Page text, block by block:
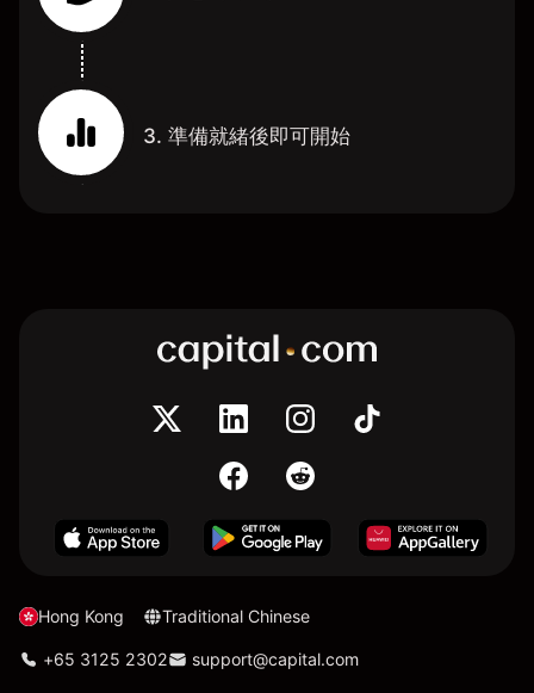
3. 準備就緒後即可開始
Hong Kong Traditional Chinese
+65 3125 2302 support@capital.com